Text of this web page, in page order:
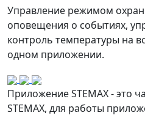
Управление режимом
оповещения о событиях,
контроль температуры на
одном приложении.
Приложение STEMAX - это
STEMAX, для работы